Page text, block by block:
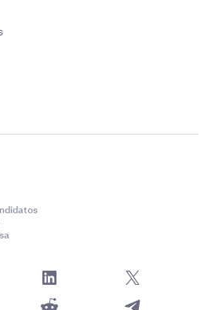
usado para determinar o
particularmente para
contratos perpétuos).
de índice mais fatores
ao negociar contratos
o preço de marca ajuda a
de preços e a liquidação
a picos temporários de
(Order Sends Order):